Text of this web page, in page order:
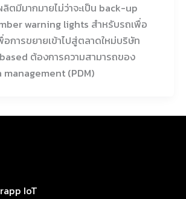
ตมีมากมายไม่ว่าจะเป็น back-up
warning lights สำหรับรถเพื่อ
การขยายเข้าไปสู่ตลาดใหม่บริษัท
ต้องการความสามารถของ
(PDM)
IoT